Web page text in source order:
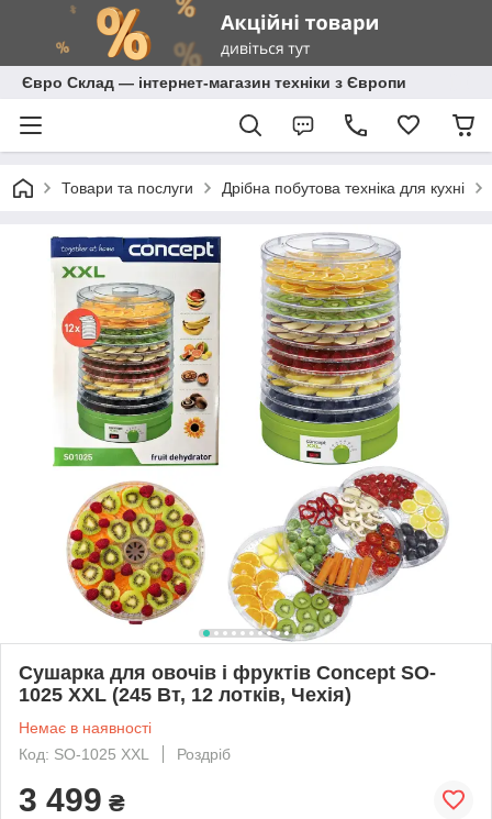
Євро Склад — інтернет-магазин техніки з Європи
Товари та послуги Дрібна побутова техніка для кухні
Сушарка для овочів і фруктів Concept SO-
1025 XXL (245 Вт, 12 лотків, Чехія)
Немає в наявності
Код: SO-1025 XXL
Роздріб
3 499 ₴